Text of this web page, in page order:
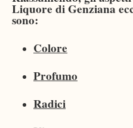
Liquore di Genziana
sono:
Colore
Profumo
Radici